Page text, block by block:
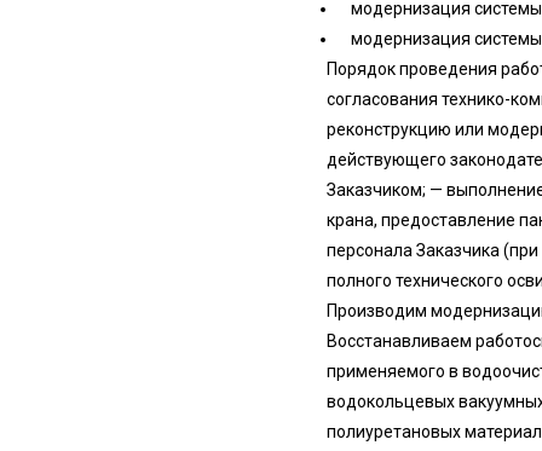
модернизация
модернизация
Порядок проведения
согласования технико-
реконструкцию или
действующего
Заказчиком; —
крана, предоставление
персонала Заказчика
полного технического
Производим
Восстанавливаем
применяемого в
водокольцевых
полиуретановых